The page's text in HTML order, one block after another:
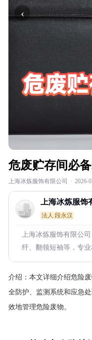
‹
危废贮存间必
上海冰炼服饰有限公司 · 2026-
上海冰炼服饰
法人:段永汉
上海冰炼服饰有限公
纤、翻领短袖等，专业
介绍： 本文详细介绍危险
全防护、监测系统和应急
效地管理危险废物。